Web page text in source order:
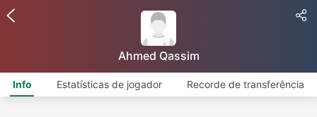
Ahmed Qassim
Info Estatísticas de jogador Recorde de transferência